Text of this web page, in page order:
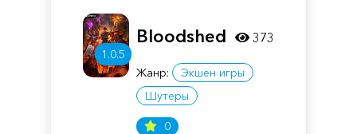
1.0.5
Bloodshed
Жанр:
Экшен игры
Шутеры
0
373